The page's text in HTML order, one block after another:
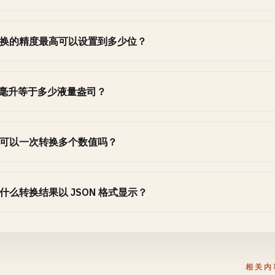
的精度最高可以设置到多少位？
升等于多少液量盎司？
以一次转换多个数值吗？
么转换结果以 JSON 格式显示？
相关内